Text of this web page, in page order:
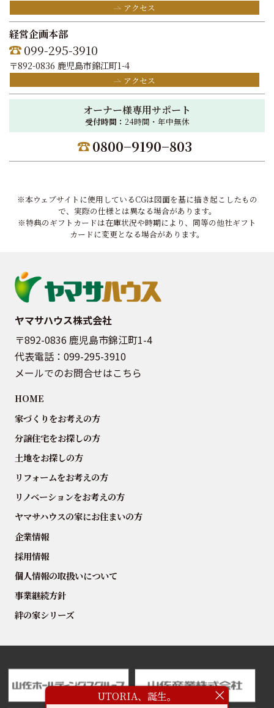
アクセス
経営企画本部
099-295-3910
〒892-0836 鹿児島市錦江町1-4
アクセス
オーナー様専用サポート
受付時間： 24時間・年中無休
0800−9190−803
※本ウェブサイトに使用しているCGは図面を基に描き起こしたもの
で、実際の仕様とは異なる場合があります。
※特典のギフトカードは在庫状況や時期により、同等の他社ギフト
カードに変更となる場合があります。
ヤマサハウス株式会社
〒892-0836 鹿児島市錦江町1-4
代表電話： 099-295-3910
メールでのお問合せはこちら
HOME
家づくりをお考えの方
分譲住宅をお探しの方
土地をお探しの方
リフォームをお考えの方
リノベーションをお考えの方
ヤマサハウスの家にお住まいの方
企業情報
採用情報
個人情報の取扱いについて
事業継続方針
絆の家シリーズ
UTORIA、誕生。